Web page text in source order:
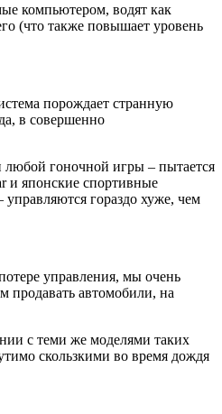
компьютером, водят как
(что также повышает уровень
порождает странную
в совершенно
любой гоночной игры – пытается
и японские спортивные
гораздо хуже, чем
управления, мы очень
продавать автомобили, на
с теми же моделями таких
скользкими во время дождя